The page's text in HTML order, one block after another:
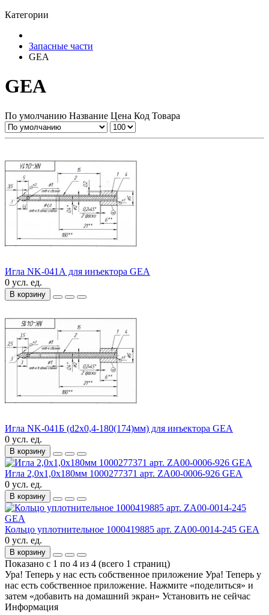
Категории
Запасные части
GEA
GEA
По умолчанию Название Цена Код Товара
Игла NK-041А для инъектора GEA
0 усл. ед.
В корзину
Игла NK-041Б (d2x0,4-180(174)мм) для инъектора GEA
0 усл. ед.
В корзину
Игла 2,0x1,0x180мм 1000277371 арт. ZA00-0006-926 GEA
0 усл. ед.
В корзину
Кольцо уплотнительное 1000419885 арт. ZA00-0014-245 GEA
0 усл. ед.
В корзину
Показано с 1 по 4 из 4 (всего 1 страниц)
Ура! Теперь у нас есть собственное приложение Ура! Теперь у
нас есть собственное приложение. Нажмите «поделиться» и
затем «добавить на домашний экран» Установить не сейчас
Информация